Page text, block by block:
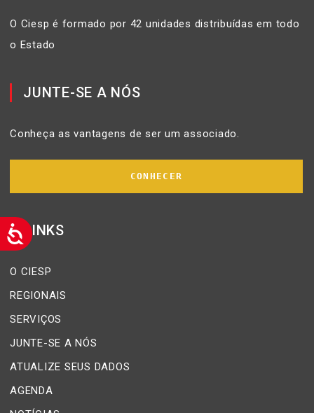
O Ciesp é formado por 42 unidades distribuídas em todo
o Estado
JUNTE-SE A NÓS
Conheça as vantagens de ser um associado.
CONHECER
LINKS
O CIESP
REGIONAIS
SERVIÇOS
JUNTE-SE A NÓS
ATUALIZE SEUS DADOS
AGENDA